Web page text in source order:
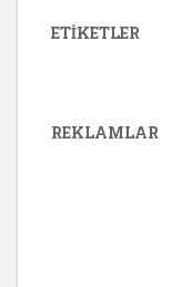
ETIKETLER
REKLAMLAR